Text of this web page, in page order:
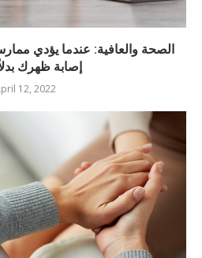
الصحة والعافية: عندما يؤدي
إصابة ظهرك
12, 2022